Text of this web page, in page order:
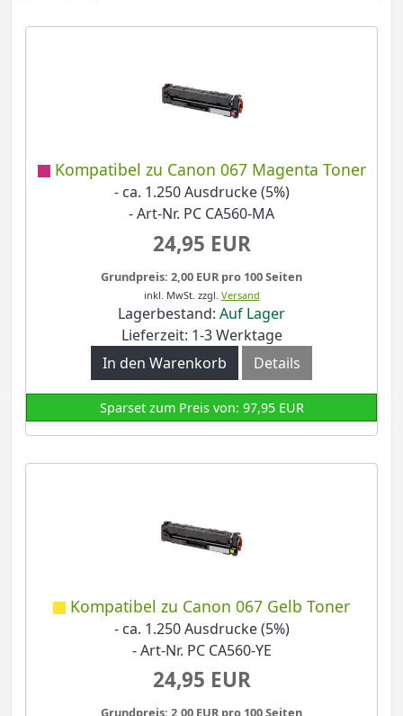
Kompatibel zu Canon 067 Magenta Toner
- ca. 1.250 Ausdrucke (5%)
- Art-Nr. PC CA560-MA
24,95 EUR
Grundpreis: 2,00 EUR pro 100 Seiten
inkl. MwSt. zzgl. Versand
Lagerbestand: Auf Lager
Lieferzeit: 1-3 Werktage
In den Warenkorb
Details
Sparset zum Preis von: 97,95 EUR
Kompatibel zu Canon 067 Gelb Toner
- ca. 1.250 Ausdrucke (5%)
- Art-Nr. PC CA560-YE
24,95 EUR
Grundpreis: 2,00 EUR pro 100 Seiten